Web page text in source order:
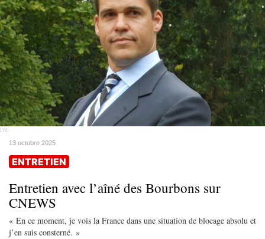
DR
13 octobre 2025
ENTRETIEN
Entretien avec l’aîné des Bourbons sur
CNEWS
« En ce moment, je vois la France dans une situation de blocage absolu et
j’en suis consterné. »